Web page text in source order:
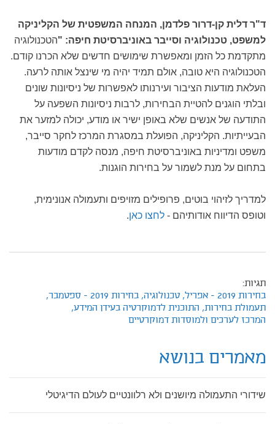
ד"ר דלית קן-דרור פלדמן, המנחה המשפטית של הקליניקה
למשפט, טכנולוגיה וסייבר באוניברסיטת חיפה: "הטכנולוגיה
מתקדמת כל הזמן ומאפשרת שימושים חדשים שלא הכרנו קודם.
הטכנולוגיה היא טובה, אולם תמיד יהיה מי שינצל אותה לרעה.
העלאת מודעות הציבור ועירנותו לאפשרות של ניסיונות שונים
ובלתי הוגנים להטיית הבחירות, לרבות ניסיונות השפעה על
התודעה של אנשים שלא באופן ישיר או מודע, יכולה למזער את
הבעייתיות. הקליניקה, הפועלת במסגרת המרכז לחקר סייבר,
משפט ומדיניות באוניברסיטת חיפה, מנסה לקדם מודעות
בתחום על מנת לשמור על בחירות הוגנות.
למדריך לזיהוי בוטים, פרופילים מזויפים ותעמולה אנונימית,
וטופס הדיווח אודותיהם - לחצו כאן.
תגיות:
בחירות 2019 - אפריל,
טכנולוגיה, בחירות 2019 - ספטמבר,
תעמולת בחירות, התוכנית לדמוקרטיה בעידן המידע,
המרכז לערכים ולמוסדות דמוקרטיים
מאמרים בנושא
שידורי התעמולה מיושנים ולא רלוונטיים לעולם הדיגיטלי